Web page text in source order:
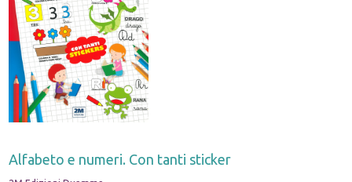
Alfabeto e numeri. Con tanti sticker